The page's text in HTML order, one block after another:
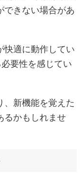
できない場合があ
快適に動作してい
要性を感じてい
、新機能を覚えた
るかもしれませ